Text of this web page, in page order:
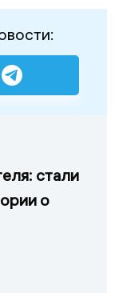
стали
о